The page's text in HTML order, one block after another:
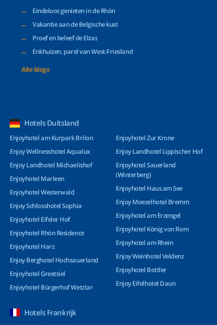
Eindeloos genieten in de Rhön
Vakantie aan de Belgische kust
Proef en beleef de Elzas
Enkhuizen, parel van West-Friesland
Alle blogs
Hotels Duitsland
Enjoyhotel am Kurpark Brilon
Enjoy Wellnesshotel Aqualux
Enjoy Landhotel Michaelishof
Enjoyhotel Marleen
Enjoyhotel Westerwald
Enjoy Schlosshotel Sophia
Enjoyhotel Eifeler Hof
Enjoyhotel Rhön Residence
Enjoyhotel Harz
Enjoy Berghotel Hochsauerland
Enjoyhotel Greetsiel
Enjoyhotel Bürgerhof Wetzlar
Enjoyhotel Zur Krone
Enjoy Landhotel Lippischer Hof
Enjoyhotel Sauerland
(Winterberg)
Enjoyhotel Haus am See
Enjoy Moezelhotel Bremm
Enjoyhotel am Erzengel
Enjoyhotel König von Rom
Enjoyhotel am Rhein
Enjoy Weinhotel Veldenz
Enjoyhotel Bottler
Enjoy Eifelhotel Daun
Hotels Frankrijk